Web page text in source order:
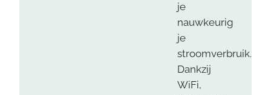
je
nauwkeurig
je
stroomverbruik.
Dankzij
WiFi,